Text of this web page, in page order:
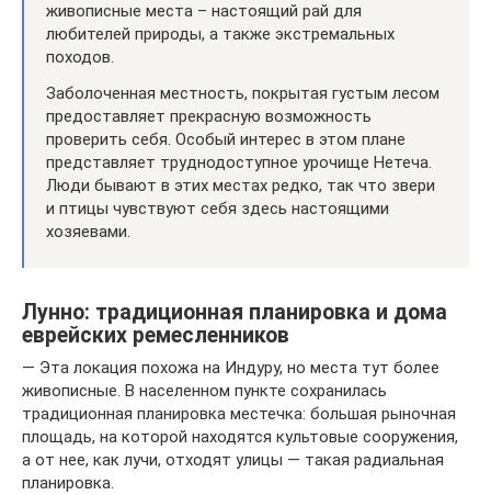
живописные места – настоящий рай для
любителей природы, а также экстремальных
походов.
Заболоченная местность, покрытая густым лесом
предоставляет прекрасную возможность
проверить себя. Особый интерес в этом плане
представляет труднодоступное урочище Нетеча.
Люди бывают в этих местах редко, так что звери
и птицы чувствуют себя здесь настоящими
хозяевами.
Лунно: традиционная планировка и дома
еврейских ремесленников
— Эта локация похожа на Индуру, но места тут более
живописные. В населенном пункте сохранилась
традиционная планировка местечка: большая рыночная
площадь, на которой находятся культовые сооружения,
а от нее, как лучи, отходят улицы — такая радиальная
планировка.